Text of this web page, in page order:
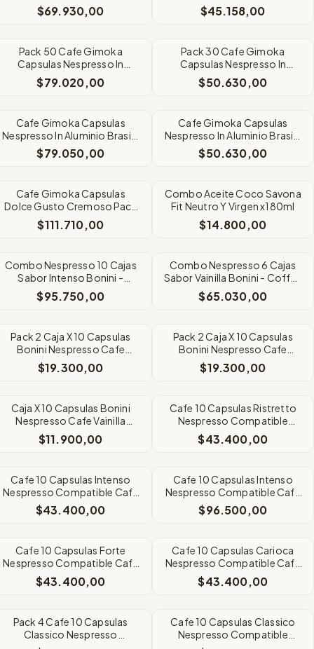
Decaffeintato Pack 5X10
$69.930,00
Decaffeintato Pack 3X10
$45.158,00
Pack 50 Cafe Gimoka
Capsulas Nespresso In
Aluminio Sublime X10
$79.020,00
Pack 30 Cafe Gimoka
Capsulas Nespresso In
Aluminio Sublime X10
$50.630,00
Cafe Gimoka Capsulas
Nespresso In Aluminio Brasile
Pack 5X10
$79.050,00
Cafe Gimoka Capsulas
Nespresso In Aluminio Brasile
Pack 3X10
$50.630,00
Cafe Gimoka Capsulas
Dolce Gusto Cremoso Pack
5 X16
$111.710,00
Combo Aceite Coco Savona
Fit Neutro Y Virgen x180ml
$14.800,00
Combo Nespresso 10 Cajas
Sabor Intenso Bonini -
Coffee Break
$95.750,00
Combo Nespresso 6 Cajas
Sabor Vainilla Bonini - Coffee
Break
$65.030,00
Pack 2 Caja X 10 Capsulas
Bonini Nespresso Cafe
Vainilla Vaniglia
$19.300,00
Pack 2 Caja X 10 Capsulas
Bonini Nespresso Cafe
Cioccolato Chocolat
$19.300,00
Caja X 10 Capsulas Bonini
Nespresso Cafe Vainilla
Vaniglia
$11.900,00
Cafe 10 Capsulas Ristretto
Nespresso Compatible
Caffe Bonini x4 Unidades
$43.400,00
Cafe 10 Capsulas Intenso
Nespresso Compatible Cafe
Bonini x4 Unidades
$43.400,00
Cafe 10 Capsulas Intenso
Nespresso Compatible Cafe
Bonini X10
$96.500,00
Cafe 10 Capsulas Forte
Nespresso Compatible Cafe
Bonini X4 Unidades
$43.400,00
Cafe 10 Capsulas Carioca
Nespresso Compatible Cafe
Bonini X 4
$43.400,00
Pack 4 Cafe 10 Capsulas
Classico Nespresso
Cafe 10 Capsulas Classico
Nespresso Compatible